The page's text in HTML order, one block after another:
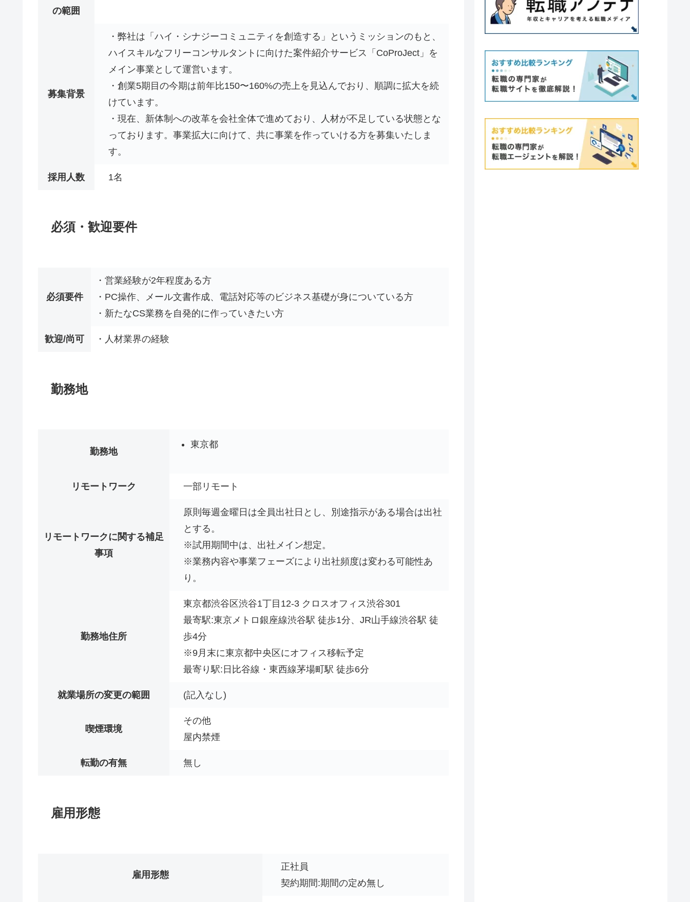
の範囲
募集背景
・弊社は「ハイ・シナジーコミュニティを創造する」というミッションのもと、
ハイスキルなフリーコンサルタントに向けた案件紹介サービス「CoProJect」を
メイン事業として運営います。
・創業5期目の今期は前年比150〜160%の売上を見込んでおり、順調に拡大を続
けています。
・現在、新体制への改革を会社全体で進めており、人材が不足している状態とな
っております。事業拡大に向けて、共に事業を作っていける方を募集いたしま
す。
採用人数 1名
必須・歓迎要件
必須要件
・営業経験が2年程度ある方
・PC操作、メール文書作成、電話対応等のビジネス基礎が身についている方
・新たなCS業務を自発的に作っていきたい方
歓迎/尚可 ・人材業界の経験
勤務地
勤務地
東京都
リモートワーク 一部リモート
リモートワークに関する補足
事項
原則毎週金曜日は全員出社日とし、別途指示がある場合は出社
とする。
※試用期間中は、出社メイン想定。
※業務内容や事業フェーズにより出社頻度は変わる可能性あ
り。
勤務地住所
東京都渋谷区渋谷1丁目12-3 クロスオフィス渋谷301
最寄駅:東京メトロ銀座線渋谷駅 徒歩1分、JR山手線渋谷駅 徒
歩4分
※9月末に東京都中央区にオフィス移転予定
最寄り駅:日比谷線・東西線茅場町駅 徒歩6分
就業場所の変更の範囲 (記入なし)
喫煙環境
その他
屋内禁煙
転勤の有無 無し
雇用形態
雇用形態
正社員
契約期間:期間の定め無し